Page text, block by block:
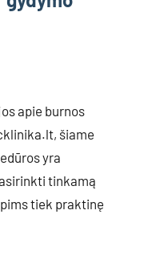
apie burnos
šiame
yra
tinkamą
tiek praktinę